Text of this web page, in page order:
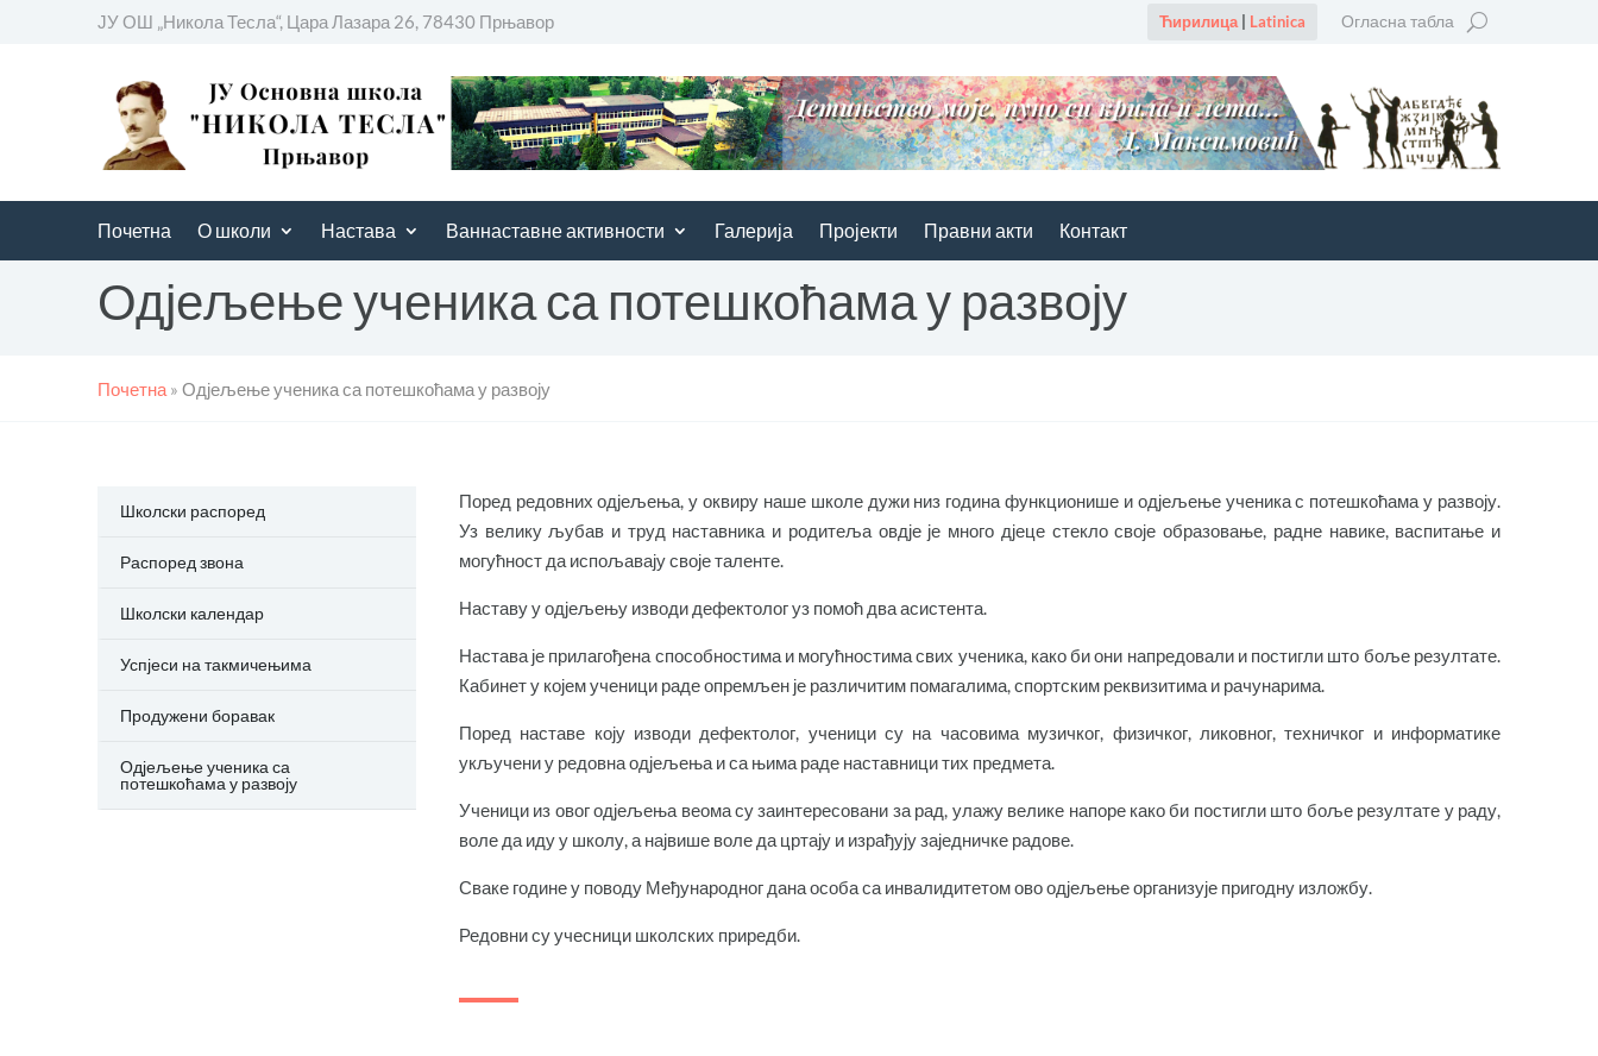
ЈУ ОШ „Никола Тесла“, Цара Лазара 26, 78430 Прњавор Огласна табла
Ћирилица| Latinica
Почетна О школи Настава Ваннаставне активности Галерија Пројекти Правни акти Контакт
Одјељење ученика са потешкоћама у развоју
Почетна » Одјељење ученика са потешкоћама у развоју
Школски распоред
Распоред звона
Школски календар
Успјеси на такмичењима
Продужени боравак
Одјељење ученика са
потешкоћама у развоју
Поред редовних одјељења, у оквиру наше школе дужи низ година функционише и одјељење ученика с потешкоћама у развоју.
Уз велику љубав и труд наставника и родитеља овдје је много дјеце стекло своје образовање, радне навике, васпитање и
могућност да испољавају своје таленте.
Наставу у одјељењу изводи дефектолог уз помоћ два асистента.
Настава је прилагођена способностима и могућностима свих ученика, како би они напредовали и постигли што боље резултате.
Кабинет у којем ученици раде опремљен је различитим помагалима, спортским реквизитима и рачунарима.
Поред наставе коју изводи дефектолог, ученици су на часовима музичког, физичког, ликовног, техничког и информатике
укључени у редовна одјељења и са њима раде наставници тих предмета.
Ученици из овог одјељења веома су заинтересовани за рад, улажу велике напоре како би постигли што боље резултате у раду,
воле да иду у школу, а највише воле да цртају и израђују заједничке радове.
Сваке године у поводу Међународног дана особа са инвалидитетом ово одјељење организује пригодну изложбу.
Редовни су учесници школских приредби.